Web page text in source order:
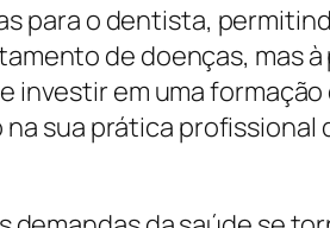
para o dentista,
de doenças, mas
em uma
sua prática profissional